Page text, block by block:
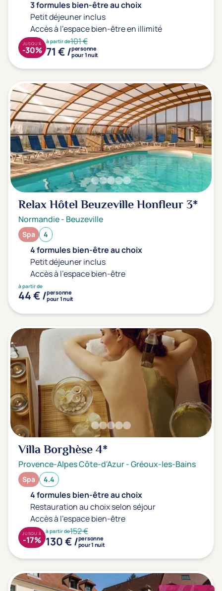
Sport
Yoga
Longévité
Offres spéciales
Vente Flash & Promo
(38)
Offres spéciales Solo
(0)
Distance de chez vous
Établissements proches de chez moi
Km
Transports & hébergement
Soins sans hébergement
Offre séjour + vol inclus
3 formules bien-être au choix
Petit déjeuner inclus
Accès à l'espace bien-être en illimité
à partir de101 €
71 € /personne
pour 1 nuit
JUSQU'À
-30%
Relax Hôtel Beuzeville Honfleur3*
Normandie- Beuzeville
Spa 4
4 formules bien-être au choix
Petit déjeuner inclus
Accès à l'espace bien-être
à partir de
44 € /personne
pour 1 nuit
Villa Borghèse4*
Provence-Alpes Côte-d'Azur-Gréoux-les-Bains
Spa 4.4
4 formules bien-être au choix
Restauration au choix selon séjour
Accès à l'espace bien-être
à partir de152 €
130 € /personne
pour 1 nuit
JUSQU'À
-17%